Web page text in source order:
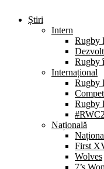
Știri
Intern
Rugby
Rugby
Internațional
Rugby
Rugby
Națională
First
Wolves
7’s